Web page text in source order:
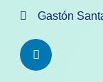
Gastón